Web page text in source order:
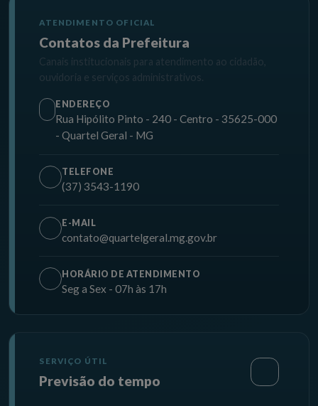
ATENDIMENTO OFICIAL
Contatos da Prefeitura
Canais institucionais para atendimento ao cidadão,
ouvidoria e serviços administrativos.
ENDEREÇO
Rua Hipólito Pinto - 240 - Centro - 35625-000
- Quartel Geral - MG
TELEFONE
(37) 3543-1190
E-MAIL
contato@quartelgeral.mg.gov.br
HORÁRIO DE ATENDIMENTO
Seg a Sex - 07h às 17h
SERVIÇO ÚTIL
Previsão do tempo